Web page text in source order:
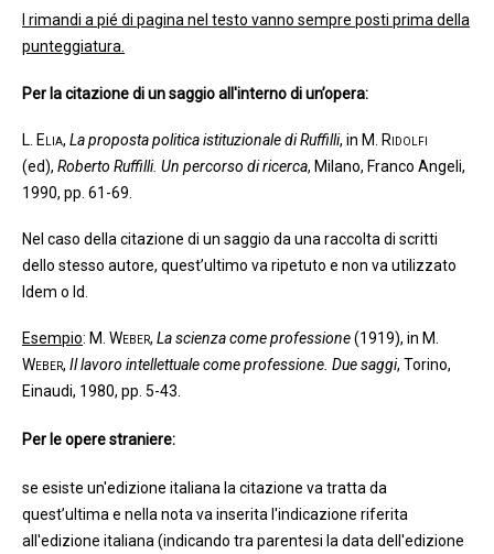
I rimandi a pié di pagina nel testo vanno sempre posti prima della
punteggiatura.
Per la citazione di un saggio all'interno di un’opera:
L. Elia, La proposta politica istituzionale di Ruffilli, in M. Ridolfi
(ed), Roberto Ruffilli. Un percorso di ricerca, Milano, Franco Angeli,
1990, pp. 61-69.
Nel caso della citazione di un saggio da una raccolta di scritti
dello stesso autore, quest’ultimo va ripetuto e non va utilizzato
Idem o Id.
Esempio: M. Weber, La scienza come professione(1919), in M.
Weber, Il lavoro intellettuale come professione. Due saggi, Torino,
Einaudi, 1980, pp. 5-43.
Per le opere straniere:
se esiste un'edizione italiana la citazione va tratta da
quest’ultima e nella nota va inserita l'indicazione riferita
all'edizione italiana (indicando tra parentesi la data dell'edizione